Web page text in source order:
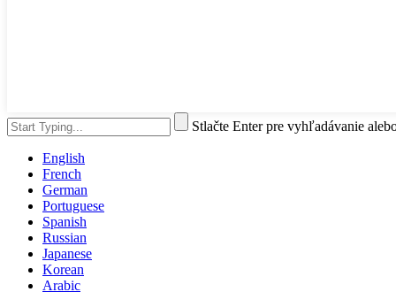
Stlačte Enter pre vyhľadávanie
English
French
German
Portuguese
Spanish
Russian
Japanese
Korean
Arabic